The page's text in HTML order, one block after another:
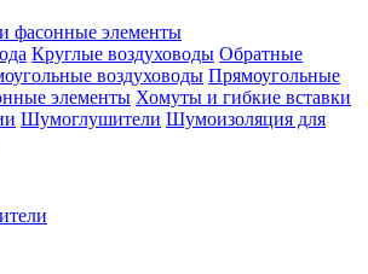
фасонные элементы
Круглые воздуховоды Обратные
воздуховоды Прямоугольные
элементы Хомуты и гибкие вставки
Шумоглушители Шумоизоляция для